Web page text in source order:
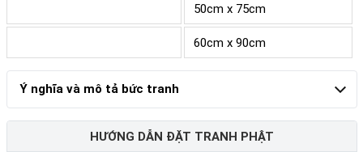
50cm x 75cm
60cm x 90cm
Ý nghĩa và mô tả bức tranh
HƯỚNG DẪN ĐẶT TRANH PHẬT